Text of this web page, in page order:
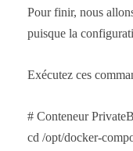
Pour finir, nous
puisque la
Exécutez ces
# Conteneur
cd /opt/docker-